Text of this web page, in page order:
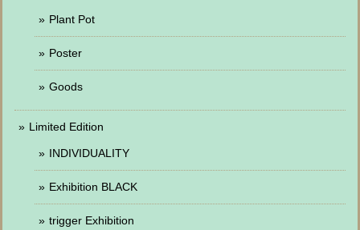
Plant Pot
Poster
Goods
Limited Edition
INDIVIDUALITY
Exhibition BLACK
trigger Exhibition